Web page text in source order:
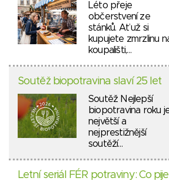
Léto přeje
občerstvení ze
stánků. Ať už si
kupujete zmrzlinu
koupališti,…
Soutěž biopotravina slaví 25 let
Soutěž Nejlepší
biopotravina roku
největší a
nejprestižnější
soutěží…
Letní seriál FÉR potraviny: Co